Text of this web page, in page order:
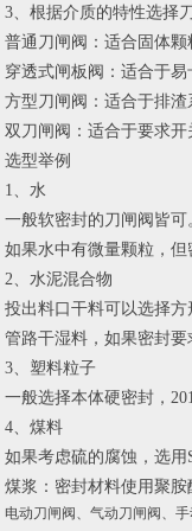
3、根据介质的特性选择
普通刀闸阀：适合固体
穿透式闸板阀：适合于
方型刀闸阀：适合于排渣
双刀闸阀：适合于要求
选型举例
1、水
一般软密封的刀闸阀皆可
如果水中有微量颗粒，
2、水泥混合物
投出料口干料可以选择
管路干湿料，如果密封
3、塑料粒子
一般选择本体硬密封，
4、煤料
如果考虑硫的腐蚀，选
煤浆：密封材料使用聚胺
电动刀闸阀、气动刀闸阀、